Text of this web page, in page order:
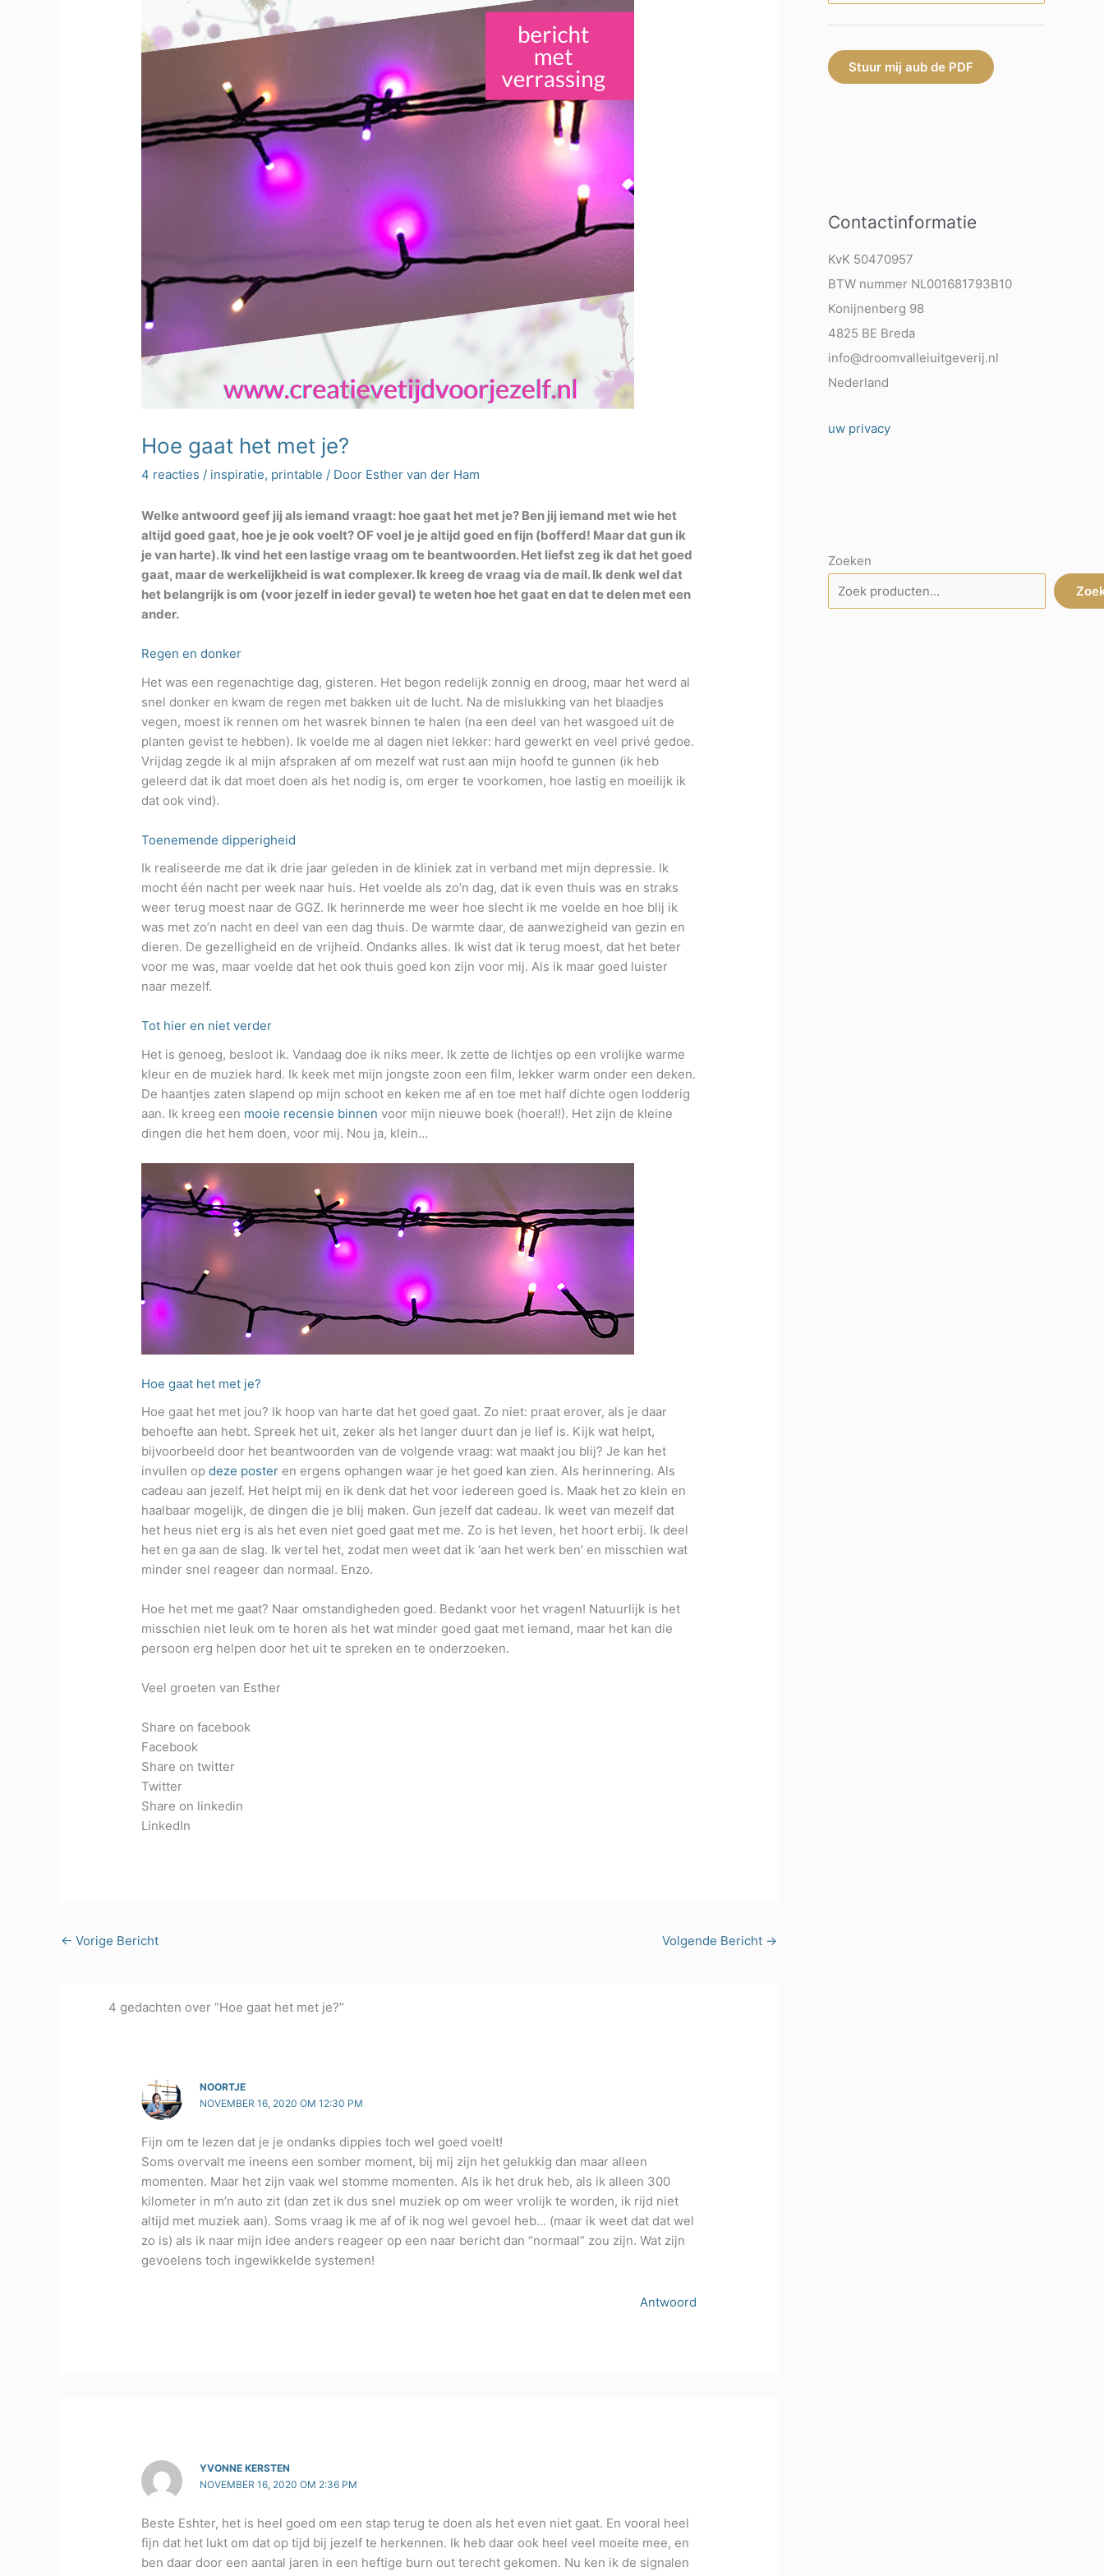
Hoe gaat het met je?
4 reacties / inspiratie, printable / Door Esther van der Ham
Welke antwoord geef jij als iemand vraagt: hoe gaat het met je? Ben jij iemand met wie het
altijd goed gaat, hoe je je ook voelt? OF voel je je altijd goed en fijn (bofferd! Maar dat gun ik
je van harte). Ik vind het een lastige vraag om te beantwoorden. Het liefst zeg ik dat het goed
gaat, maar de werkelijkheid is wat complexer. Ik kreeg de vraag via de mail. Ik denk wel dat
het belangrijk is om (voor jezelf in ieder geval) te weten hoe het gaat en dat te delen met een
ander.
Regen en donker
Het was een regenachtige dag, gisteren. Het begon redelijk zonnig en droog, maar het werd al
snel donker en kwam de regen met bakken uit de lucht. Na de mislukking van het blaadjes
vegen, moest ik rennen om het wasrek binnen te halen (na een deel van het wasgoed uit de
planten gevist te hebben). Ik voelde me al dagen niet lekker: hard gewerkt en veel privé gedoe.
Vrijdag zegde ik al mijn afspraken af om mezelf wat rust aan mijn hoofd te gunnen (ik heb
geleerd dat ik dat moet doen als het nodig is, om erger te voorkomen, hoe lastig en moeilijk ik
dat ook vind).
Toenemende dipperigheid
Ik realiseerde me dat ik drie jaar geleden in de kliniek zat in verband met mijn depressie. Ik
mocht één nacht per week naar huis. Het voelde als zo’n dag, dat ik even thuis was en straks
weer terug moest naar de GGZ. Ik herinnerde me weer hoe slecht ik me voelde en hoe blij ik
was met zo’n nacht en deel van een dag thuis. De warmte daar, de aanwezigheid van gezin en
dieren. De gezelligheid en de vrijheid. Ondanks alles. Ik wist dat ik terug moest, dat het beter
voor me was, maar voelde dat het ook thuis goed kon zijn voor mij. Als ik maar goed luister
naar mezelf.
Tot hier en niet verder
Het is genoeg, besloot ik. Vandaag doe ik niks meer. Ik zette de lichtjes op een vrolijke warme
kleur en de muziek hard. Ik keek met mijn jongste zoon een film, lekker warm onder een deken.
De haantjes zaten slapend op mijn schoot en keken me af en toe met half dichte ogen lodderig
aan. Ik kreeg een mooie recensie binnen voor mijn nieuwe boek (hoera!!). Het zijn de kleine
dingen die het hem doen, voor mij. Nou ja, klein…
Hoe gaat het met je?
Hoe gaat het met jou? Ik hoop van harte dat het goed gaat. Zo niet: praat erover, als je daar
behoefte aan hebt. Spreek het uit, zeker als het langer duurt dan je lief is. Kijk wat helpt,
bijvoorbeeld door het beantwoorden van de volgende vraag: wat maakt jou blij? Je kan het
invullen opdeze poster en ergens ophangen waar je het goed kan zien. Als herinnering. Als
cadeau aan jezelf. Het helpt mij en ik denk dat het voor iedereen goed is. Maak het zo klein en
haalbaar mogelijk, de dingen die je blij maken. Gun jezelf dat cadeau. Ik weet van mezelf dat
het heus niet erg is als het even niet goed gaat met me. Zo is het leven, het hoort erbij. Ik deel
het en ga aan de slag. Ik vertel het, zodat men weet dat ik ‘aan het werk ben’ en misschien wat
minder snel reageer dan normaal. Enzo.
Hoe het met me gaat? Naar omstandigheden goed. Bedankt voor het vragen! Natuurlijk is het
misschien niet leuk om te horen als het wat minder goed gaat met iemand, maar het kan die
persoon erg helpen door het uit te spreken en te onderzoeken.
Veel groeten van Esther
Share on facebook
Facebook
Share on twitter
Twitter
Share on linkedin
LinkedIn
← Vorige Bericht Volgende Bericht →
4 gedachten over “Hoe gaat het met je?”
NOORTJE
NOVEMBER 16, 2020 OM 12:30 PM
Fijn om te lezen dat je je ondanks dippies toch wel goed voelt!
Soms overvalt me ineens een somber moment, bij mij zijn het gelukkig dan maar alleen
momenten. Maar het zijn vaak wel stomme momenten. Als ik het druk heb, als ik alleen 300
kilometer in m’n auto zit (dan zet ik dus snel muziek op om weer vrolijk te worden, ik rijd niet
altijd met muziek aan). Soms vraag ik me af of ik nog wel gevoel heb… (maar ik weet dat dat wel
zo is) als ik naar mijn idee anders reageer op een naar bericht dan “normaal” zou zijn. Wat zijn
gevoelens toch ingewikkelde systemen!
Antwoord
YVONNE KERSTEN
NOVEMBER 16, 2020 OM 2:36 PM
Beste Eshter, het is heel goed om een stap terug te doen als het even niet gaat. En vooral heel
fijn dat het lukt om dat op tijd bij jezelf te herkennen. Ik heb daar ook heel veel moeite mee, en
ben daar door een aantal jaren in een heftige burn out terecht gekomen. Nu ken ik de signalen
Stuur mij aub de PDF
Contactinformatie
KvK 50470957
BTW nummer NL001681793B10
Konijnenberg 98
4825 BE Breda
info@droomvalleiuitgeverij.nl
Nederland
uw privacy
Zoeken